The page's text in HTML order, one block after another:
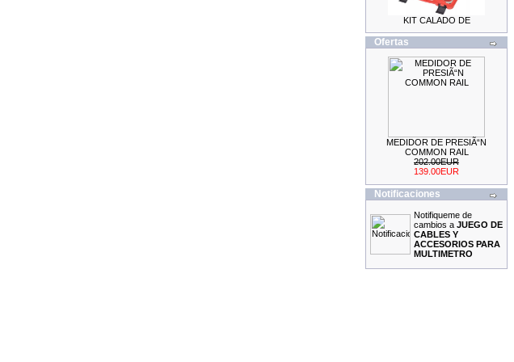
KIT CALADO DE
DISTRIBUCION LAND
ROVER / JAGUAR 2.0
59.99EUR
---------
KIT DE CALADO FORD
MOTORES 2.0L
ECOBOOST
---------
Ofertas
MEDIDOR DE PRESIÃ“N
COMMON RAIL
202.00EUR
139.00EUR
Notificaciones
Notifiqueme de
cambios a JUEGO DE
CABLES Y
ACCESORIOS PARA
MULTIMETRO